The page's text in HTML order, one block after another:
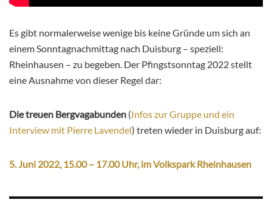
Es gibt normalerweise wenige bis keine Gründe um sich an
einem Sonntagnachmittag nach Duisburg – speziell:
Rheinhausen – zu begeben. Der Pfingstsonntag 2022 stellt
eine Ausnahme von dieser Regel dar:
Die treuen Bergvagabunden (Infos zur Gruppe und ein
Interview mit Pierre Lavendel) treten wieder in Duisburg auf:
5. Juni 2022, 15.00 – 17.00 Uhr, im Volkspark Rheinhausen